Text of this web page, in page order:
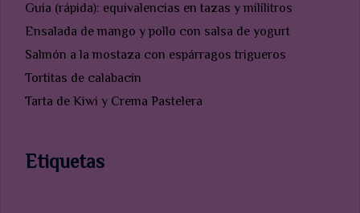
Guía (rápida): equivalencias en tazas y milílitros
Ensalada de mango y pollo con salsa de yogurt
Salmón a la mostaza con espárragos trigueros
Tortitas de calabacín
Tarta de Kiwi y Crema Pastelera
Etiquetas